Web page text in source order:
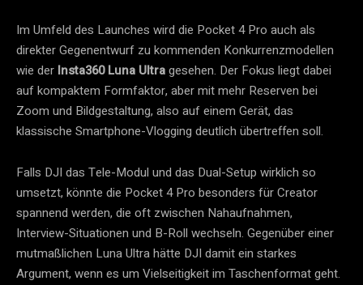
Im Umfeld des Launches wird die Pocket 4 Pro auch als
direkter Gegenentwurf zu kommenden Konkurrenzmodellen
wie der Insta360 Luna Ultragesehen. Der Fokus liegt dabei
auf kompaktem Formfaktor, aber mit mehr Reserven bei
Zoom und Bildgestaltung, also auf einem Gerät, das
klassische Smartphone-Vlogging deutlich übertreffen soll.
Falls DJI das Tele-Modul und das Dual-Setup wirklich so
umsetzt, könnte die Pocket 4 Pro besonders für Creator
spannend werden, die oft zwischen Nahaufnahmen,
Interview-Situationen und B-Roll wechseln. Gegenüber einer
mutmaßlichen Luna Ultra hätte DJI damit ein starkes
Argument, wenn es um Vielseitigkeit im Taschenformat geht.